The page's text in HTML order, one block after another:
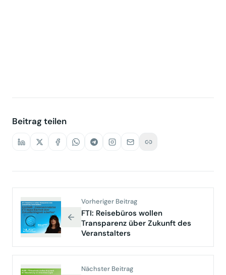
Beitrag teilen
Vorheriger Beitrag
FTI: Reisebüros wollen
Transparenz über Zukunft des
Veranstalters
Nächster Beitrag